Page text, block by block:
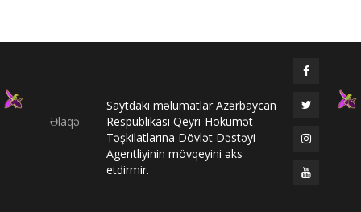
Prezidentlər Şuşada mətbuata bəyanatlarla çıxış
Elməddin Behbud: “IV Şuşa Qlobal Media Forumu
beynəlxalq media əməkdaşlığının nüfuzlu
platformasına çevrilib”
14-07-2026, 14:24
Əlaqə
Saytdakı məlumatlar Azərbaycan
Respublikası Qeyri-Hökumət
Təşkilatlarına Dövlət Dəstəyi
Agentliyinin mövqeyini əks
etdirmir.